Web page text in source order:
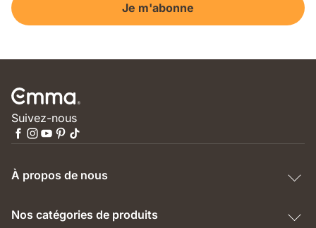
Je m'abonne
Suivez-nous
À propos de nous
Nos catégories de produits